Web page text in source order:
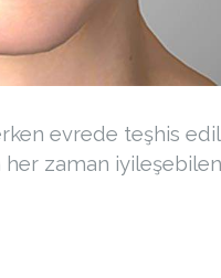
evrede teşhis
zaman iyileşebilen